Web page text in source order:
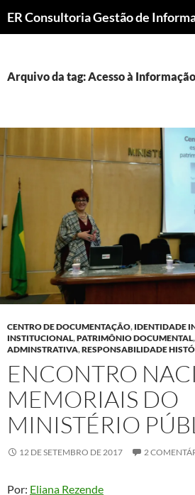
CONTEÚDO
Arquivo da tag: Acesso à Informação
CENTRO DE DOCUMENTAÇÃO, IDENTIDADE
INSTITUCIONAL,PATRIMÔNIO DOCUMENTAL,
ADMINSTRATIVA,RESPONSABILIDADE
ENCONTRO
MEMORIAIS DO
MINISTÉRIO
12 DE SETEMBRO DE 2017 2
Por: Eliana Rezende